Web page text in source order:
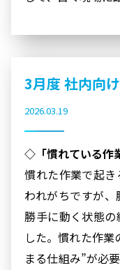
3月度 社内向
2026.03.19
◇「慣れている作
慣れた作業で起
われがちですが
勝手に動く状態
した。慣れた作業
まる仕組み”が必